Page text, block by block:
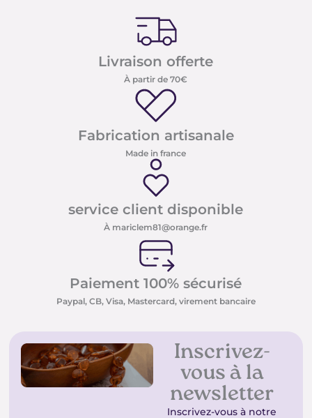
Livraison offerte
À partir de 70€
Fabrication artisanale
Made in france
service client disponible
À mariclem81@orange.fr
Paiement 100% sécurisé
Paypal, CB, Visa, Mastercard, virement bancaire
Inscrivez-
vous à la
newsletter
Inscrivez-vous à notre